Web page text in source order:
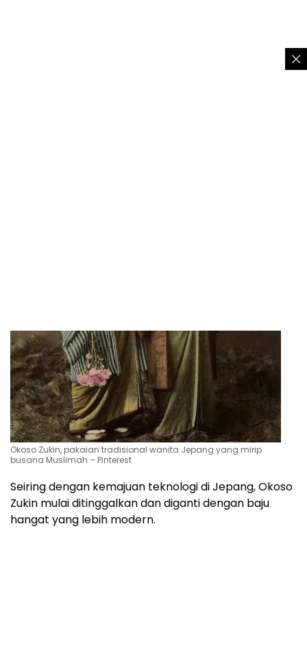
Okoso Zukin, pakaian tradisional wanita Jepang yang mirip
busana Muslimah – Pinterest
Seiring dengan kemajuan teknologi di Jepang, Okoso
Zukin mulai ditinggalkan dan diganti dengan baju
hangat yang lebih modern.